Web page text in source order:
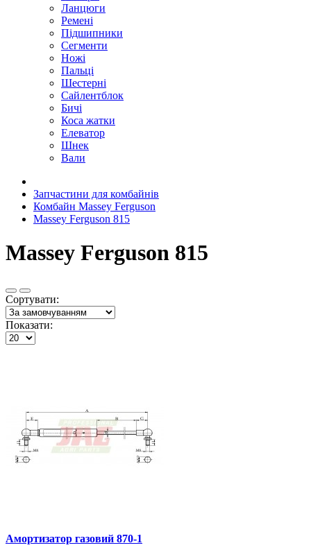
Ланцюги
Ремені
Підшипники
Сегменти
Ножі
Пальці
Шестерні
Сайлентблок
Бичі
Коса жатки
Елеватор
Шнек
Вали
Запчастини для комбайнів
Комбайн Massey Ferguson
Massey Ferguson 815
Massey Ferguson 815
Сортувати:
Показати:
Амортизатор газовий 870-1